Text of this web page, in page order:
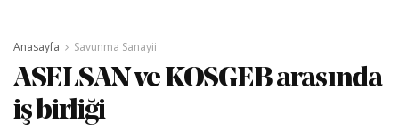
Anasayfa Savunma Sanayii
ASELSAN ve KOSGEB arasında
iş birliği